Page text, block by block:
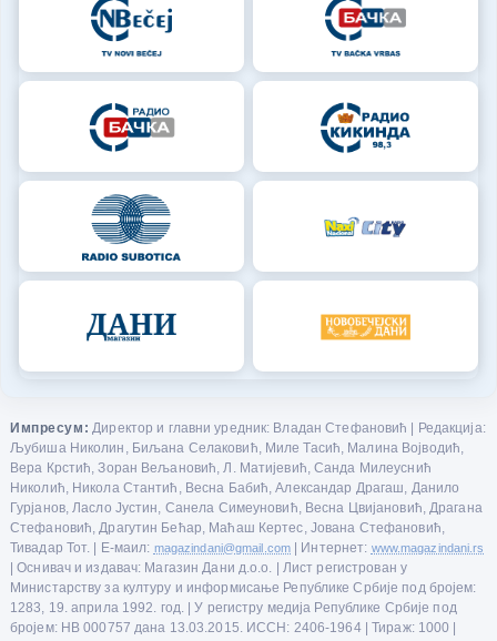
Импресум: Директор и главни уредник: Владан Стефановић | Редакција:
Љубиша Николин, Биљана Селаковић, Миле Тасић, Малина Војводић,
Вера Крстић, Зоран Вељановић, Л. Матијевић, Санда Милеуснић
Николић, Никола Стантић, Весна Бабић, Александар Драгаш, Данило
Гурјанов, Ласло Јустин, Санела Симеуновић, Весна Цвијановић, Драгана
Стефановић, Драгутин Бећар, Маћаш Кертес, Јована Стефановић,
Тивадар Тот. | Е-маил: magazindani@gmail.com | Интернет: www.magazindani.rs
| Оснивач и издавач: Магазин Дани д.о.о. | Лист регистрован у
Министарству за културу и информисање Републике Србије под бројем:
1283, 19. априла 1992. год. | У регистру медија Републике Србије под
бројем: НВ 000757 дана 13.03.2015. ИССН: 2406-1964 | Тираж: 1000 |